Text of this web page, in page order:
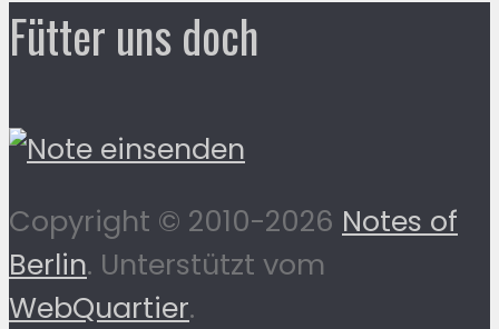
Fütter uns doch
Copyright © 2010-2026 Notes of
Berlin. Unterstützt vom
WebQuartier.